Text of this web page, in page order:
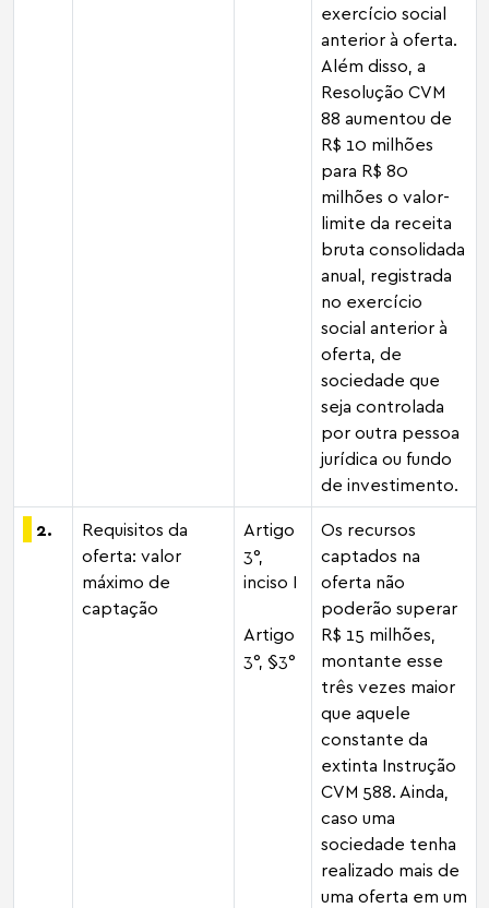
exercício social
anterior à oferta.
Além disso, a
Resolução CVM
88 aumentou de
R$ 10 milhões
para R$ 80
milhões o valor-
limite da receita
bruta consolidada
anual, registrada
no exercício
social anterior à
oferta, de
sociedade que
seja controlada
por outra pessoa
jurídica ou fundo
de investimento.
2.
Requisitos da
oferta: valor
máximo de
captação
Artigo
3°,
inciso I
Artigo
3°, §3°
Os recursos
captados na
oferta não
poderão superar
R$ 15 milhões,
montante esse
três vezes maior
que aquele
constante da
extinta Instrução
CVM 588. Ainda,
caso uma
sociedade tenha
realizado mais de
uma oferta em um